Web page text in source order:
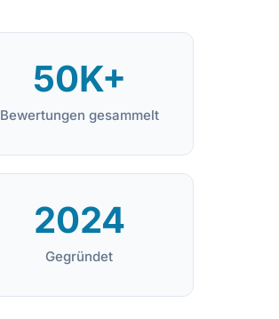
50K+
Bewertungen gesammelt
2024
Gegründet